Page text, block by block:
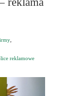
reklamowe